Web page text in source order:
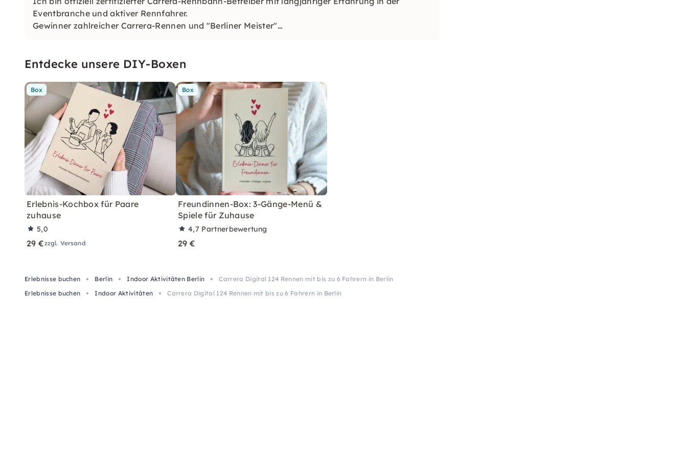
Eventbranche und aktiver Rennfahrer.
Gewinner zahlreicher Carrera-Rennen und "Berliner Meister"
Entdecke unsere DIY-Boxen
Box
Erlebnis-Kochbox für Paare
zuhause
5,0
29 €zzgl. Versand
Box
Freundinnen-Box: 3-Gänge-Menü &
Spiele für Zuhause
4,7 Partnerbewertung
29 €
Erlebnisse buchen Berlin Indoor Aktivitäten Berlin
Carrera Digital 124 Rennen mit bis zu 6 Fahrern in Berlin
Erlebnisse buchen
Indoor Aktivitäten Carrera Digital 124 Rennen mit bis zu 6 Fahrern in Berlin